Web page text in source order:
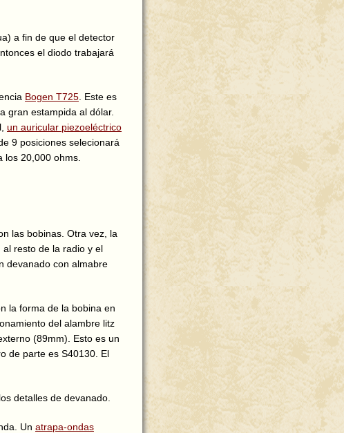
a fin de que el detector
el diodo trabajará
Bogen T725 . Este es
gran estampida al dólar.
un auricular piezoeléctrico
9 posiciones selecionará
20,000 ohms.
las bobinas. Otra vez, la
resto de la radio y el
devanado con almabre
la forma de la bobina en
del alambre litz
(89mm). Esto es un
de parte es S40130. El
detalles de devanado.
Un atrapa-ondas